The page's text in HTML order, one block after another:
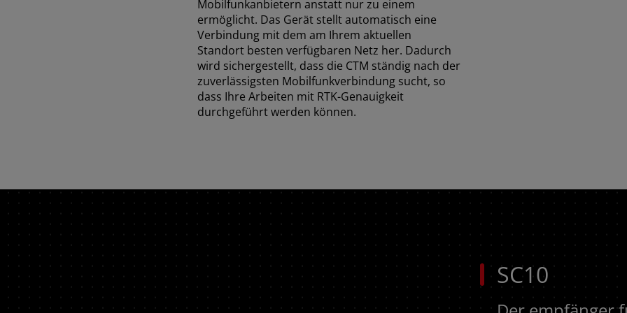
Mobilfunkanbietern anstatt nur zu einem
ermöglicht. Das Gerät stellt automatisch eine
Verbindung mit dem am Ihrem aktuellen
Standort besten verfügbaren Netz her. Dadurch
wird sichergestellt, dass die CTM ständig nach der
zuverlässigsten Mobilfunkverbindung sucht, so
dass Ihre Arbeiten mit RTK-Genauigkeit
durchgeführt werden können.
SC10